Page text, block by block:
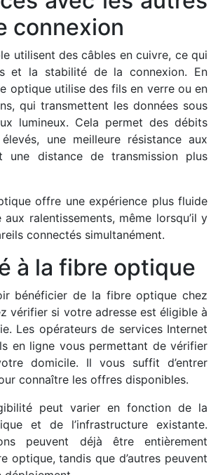
connexion
utilisent des câbles en cuivre, ce qui
et la stabilité de la connexion. En
optique utilise des fils en verre ou en
qui transmettent les données sous
lumineux. Cela permet des débits
une meilleure résistance aux
une distance de transmission plus
offre une expérience plus fluide
ralentissements, même lorsqu’il y
connectés simultanément.
à la fibre optique
bénéficier de la fibre optique chez
vérifier si votre adresse est éligible à
Les opérateurs de services Internet
en ligne vous permettant de vérifier
domicile. Il vous suffit d’entrer
connaître les offres disponibles.
peut varier en fonction de la
et de l’infrastructure existante.
peuvent déjà être entièrement
optique, tandis que d’autres peuvent